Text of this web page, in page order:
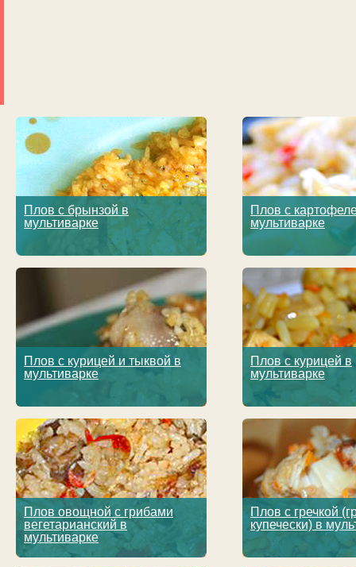
Плов с брынзой в
мультиварке
Плов с
мультиварке
Плов с курицей и тыквой в
мультиварке
Плов с курицей в
мультиварке
Плов овощной с грибами
вегетарианский в
мультиварке
Плов с гречкой
купечески) в